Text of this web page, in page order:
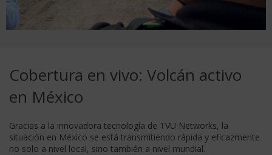
Cobertura en vivo: Volcán activo
en México
Gracias a la innovadora tecnología de TVU Networks, la
situación en México se está transmitiendo rápida y eficazmente
no solo a nivel local, sino también a nivel mundial.